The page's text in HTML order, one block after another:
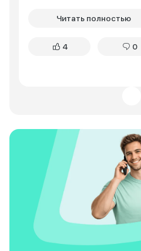
мощный и экономичный, но
энергоемкая, неровности
Читать полностью
4 0